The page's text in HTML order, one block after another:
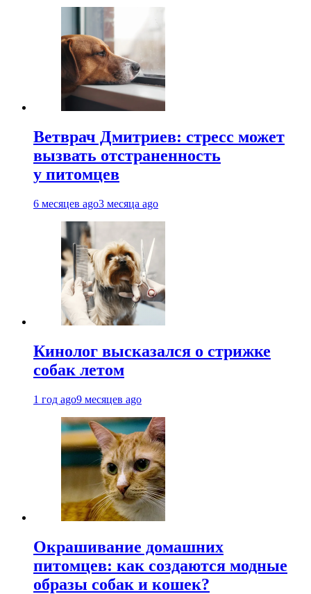
Ветврач Дмитриев: стресс может
вызвать отстраненность
у питомцев
6 месяцев ago3 месяца ago
Кинолог высказался о стрижке
собак летом
1 год ago9 месяцев ago
Окрашивание домашних
питомцев: как создаются модные
образы собак и кошек?